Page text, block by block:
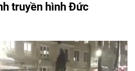
truyền hình Đức